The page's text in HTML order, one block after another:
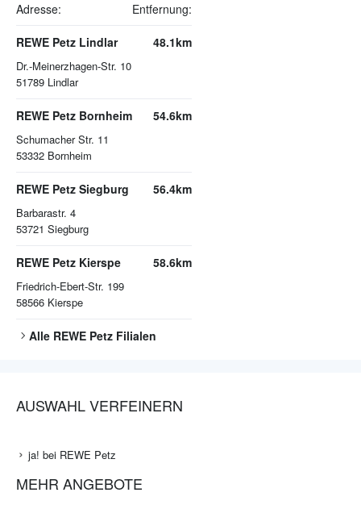
Adresse: Entfernung:
REWE Petz Lindlar
Dr.-Meinerzhagen-Str. 10
51789 Lindlar
48.1km
REWE Petz Bornheim
Schumacher Str. 11
53332 Bornheim
54.6km
REWE Petz Siegburg
Barbarastr. 4
53721 Siegburg
56.4km
REWE Petz Kierspe
Friedrich-Ebert-Str. 199
58566 Kierspe
58.6km
Alle REWE Petz Filialen
AUSWAHL VERFEINERN
ja! bei REWE Petz
MEHR ANGEBOTE